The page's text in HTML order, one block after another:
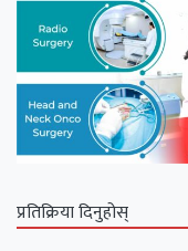
प्रतिक्रिया दिनुहोस्